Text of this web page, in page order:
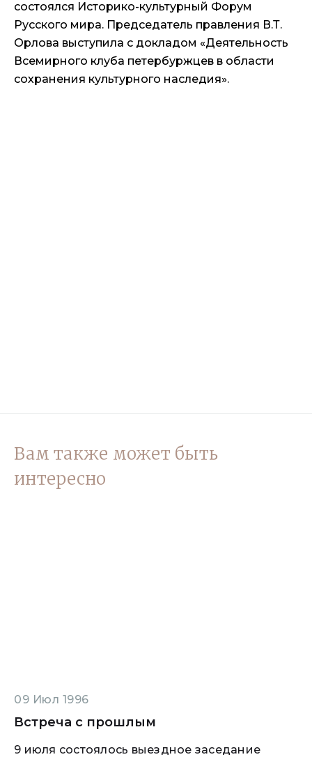
состоялся Историко-культурный Форум
Русского мира. Председатель правления В.Т.
Орлова выступила с докладом «Деятельность
Всемирного клуба петербуржцев в области
сохранения культурного наследия».
Вам также может быть
интересно
09 Июл 1996
Встреча с прошлым
9 июля состоялось выездное заседание